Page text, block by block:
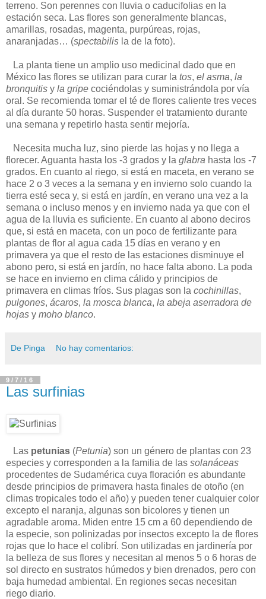
terreno. Son perennes con lluvia o caducifolias en la
estación seca. Las flores son generalmente blancas,
amarillas, rosadas, magenta, purpúreas, rojas,
anaranjadas… (spectabilis la de la foto).
La planta tiene un amplio uso medicinal dado que en
México las flores se utilizan para curar la tos, el asma, la
bronquitis y la gripe cociéndolas y suministrándola por vía
oral. Se recomienda tomar el té de flores caliente tres veces
al día durante 50 horas. Suspender el tratamiento durante
una semana y repetirlo hasta sentir mejoría.
Necesita mucha luz, sino pierde las hojas y no llega a
florecer. Aguanta hasta los -3 grados y la glabra hasta los -7
grados. En cuanto al riego, si está en maceta, en verano se
hace 2 o 3 veces a la semana y en invierno solo cuando la
tierra esté seca y, si está en jardín, en verano una vez a la
semana o incluso menos y en invierno nada ya que con el
agua de la lluvia es suficiente. En cuanto al abono deciros
que, si está en maceta, con un poco de fertilizante para
plantas de flor al agua cada 15 días en verano y en
primavera ya que el resto de las estaciones disminuye el
abono pero, si está en jardín, no hace falta abono. La poda
se hace en invierno en clima cálido y principios de
primavera en climas fríos. Sus plagas son la cochinillas,
pulgones, ácaros, la mosca blanca, la abeja aserradora de
hojas y moho blanco.
De Pinga No hay comentarios:
9/7/16
Las surfinias
Las petunias (Petunia) son un género de plantas con 23
especies y corresponden a la familia de las solanáceas
procedentes de Sudamérica cuya floración es abundante
desde principios de primavera hasta finales de otoño (en
climas tropicales todo el año) y pueden tener cualquier color
excepto el naranja, algunas son bicolores y tienen un
agradable aroma. Miden entre 15 cm a 60 dependiendo de
la especie, son polinizadas por insectos excepto la de flores
rojas que lo hace el colibrí. Son utilizadas en jardinería por
la belleza de sus flores y necesitan al menos 5 o 6 horas de
sol directo en sustratos húmedos y bien drenados, pero con
baja humedad ambiental. En regiones secas necesitan
riego diario.